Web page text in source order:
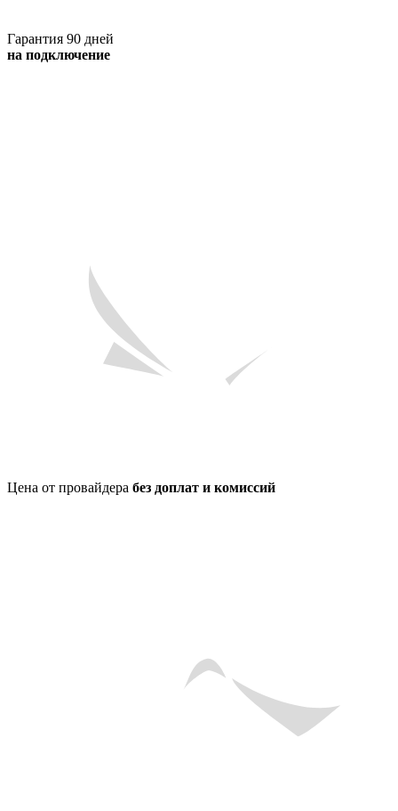
Гарантия 90 дней
на подключение
Цена от провайдера без доплат и комиссий